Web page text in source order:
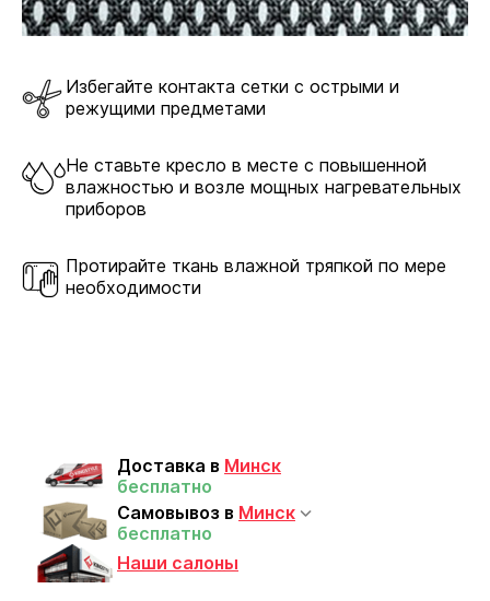
Избегайте контакта сетки с острыми и
режущими предметами
Не ставьте кресло в месте с повышенной
влажностью и возле мощных нагревательных
приборов
Протирайте ткань влажной тряпкой по мере
необходимости
Доставка в Минск
бесплатно
Самовывоз в Минск
бесплатно
Наши салоны